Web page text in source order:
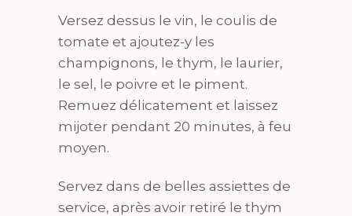
Versez dessus le vin, le coulis de
tomate et ajoutez-y les
champignons, le thym, le laurier,
le sel, le poivre et le piment.
Remuez délicatement et laissez
mijoter pendant 20 minutes, à feu
moyen.
Servez dans de belles assiettes de
service, après avoir retiré le thym